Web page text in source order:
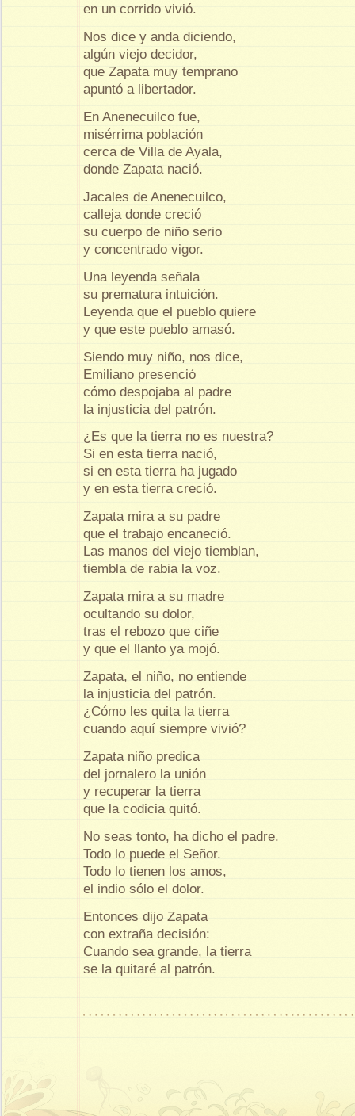
en un corrido vivió.
Nos dice y anda diciendo,
algún viejo decidor,
que Zapata muy temprano
apuntó a libertador.
En Anenecuilco fue,
misérrima población
cerca de Villa de Ayala,
donde Zapata nació.
Jacales de Anenecuilco,
calleja donde creció
su cuerpo de niño serio
y concentrado vigor.
Una leyenda señala
su prematura intuición.
Leyenda que el pueblo quiere
y que este pueblo amasó.
Siendo muy niño, nos dice,
Emiliano presenció
cómo despojaba al padre
la injusticia del patrón.
¿Es que la tierra no es nuestra?
Si en esta tierra nació,
si en esta tierra ha jugado
y en esta tierra creció.
Zapata mira a su padre
que el trabajo encaneció.
Las manos del viejo tiemblan,
tiembla de rabia la voz.
Zapata mira a su madre
ocultando su dolor,
tras el rebozo que ciñe
y que el llanto ya mojó.
Zapata, el niño, no entiende
la injusticia del patrón.
¿Cómo les quita la tierra
cuando aquí siempre vivió?
Zapata niño predica
del jornalero la unión
y recuperar la tierra
que la codicia quitó.
No seas tonto, ha dicho el padre.
Todo lo puede el Señor.
Todo lo tienen los amos,
el indio sólo el dolor.
Entonces dijo Zapata
con extraña decisión:
Cuando sea grande, la tierra
se la quitaré al patrón.